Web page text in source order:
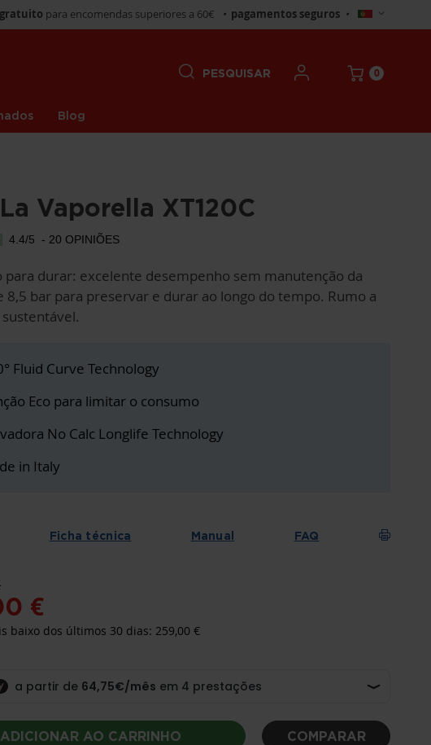
para encomendas superiores a 60€ • pagamentos seguros •
Selecionar
Loja
Blog
PESQUISAR 0
Vaporella XT120C
4.4/5 - 20 OPINIÕES
para durar: excelente desempenho sem manutenção da
8,5 bar para preservar e durar ao longo do tempo. Rumo a
Fluid Curve Technology
Eco para limitar o consumo
No Calc Longlife Technology
in Italy
Ficha técnica Manual FAQ
€
baixo dos últimos 30 dias: 259,00 €
ADICIONAR AO CARRINHO COMPARAR